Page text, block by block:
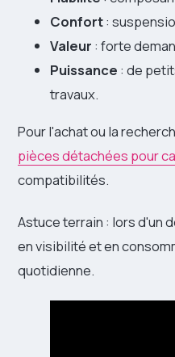
Confort:
Valeur : forte
Puissance : de
travaux.
Pour l'achat ou la
pièces détachées pour
compatibilités.
Astuce terrain : lors d'un
en visibilité et en
quotidienne.